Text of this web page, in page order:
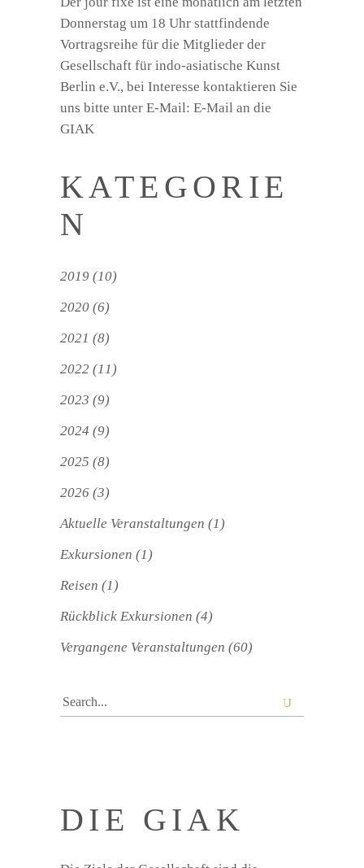
Donnerstag um 18 Uhr stattfindende
Vortragsreihe für die Mitglieder der
Gesellschaft für indo-asiatische Kunst
Berlin e.V., bei Interesse kontaktieren Sie
uns bitte unter E-Mail: E-Mail an die
GIAK
KATEGORIE
N
2019 (10)
2020 (6)
2021 (8)
2022 (11)
2023 (9)
2024 (9)
2025 (8)
2026 (3)
Aktuelle Veranstaltungen (1)
Exkursionen (1)
Reisen (1)
Rückblick Exkursionen (4)
Vergangene Veranstaltungen (60)
Search
for:
DIE GIAK